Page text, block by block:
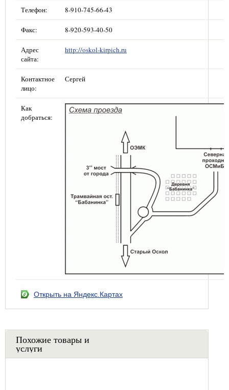
Телефон: 8-910-745-66-43
Факс: 8-920-593-40-50
Адрес
сайта:
http://oskol-kirpich.ru
Контактное
лицо:
Сергей
Как
добраться:
Открыть на Яндекс.Картах
Похожие товары и
услуги